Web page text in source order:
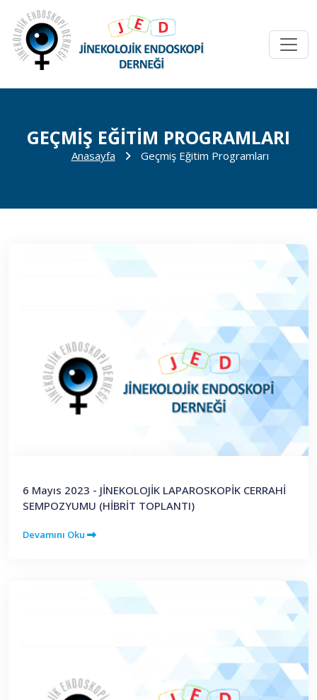
GEÇMIŞ EĞITIM PROGRAMLARI
Anasayfa Geçmiş Eğitim Programları
6 Mayıs 2023 - JİNEKOLOJİK LAPAROSKOPİK CERRAHİ
SEMPOZYUMU (HİBRİT TOPLANTI)
Devamını Oku